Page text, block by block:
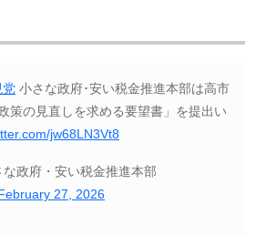
党 小さな政府･安い税金推進本部は高市
策の見直しを求める要望書」を提出い
jw68LN3Vt8
政府・安い税金推進本部
27, 2026